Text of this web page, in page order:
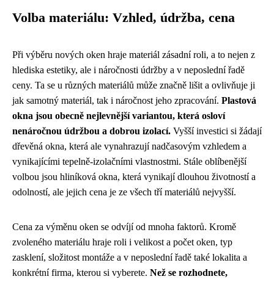
Volba materiálu: Vzhled, údržba, cena
Při výběru nových oken hraje materiál zásadní roli, a to nejen z
hlediska estetiky, ale i náročnosti údržby a v neposlední řadě
ceny. Ta se u různých materiálů může značně lišit a ovlivňuje ji
jak samotný materiál, tak i náročnost jeho zpracování. Plastová
okna jsou obecně nejlevnější variantou, která osloví
nenáročnou údržbou a dobrou izolací. Vyšší investici si žádají
dřevěná okna, která ale vynahrazují nadčasovým vzhledem a
vynikajícími tepelně-izolačními vlastnostmi. Stále oblíbenější
volbou jsou hliníková okna, která vynikají dlouhou životností a
odolností, ale jejich cena je ze všech tří materiálů nejvyšší.
Cena za výměnu oken se odvíjí od mnoha faktorů. Kromě
zvoleného materiálu hraje roli i velikost a počet oken, typ
zasklení, složitost montáže a v neposlední řadě také lokalita a
konkrétní firma, kterou si vyberete. Než se rozhodnete,